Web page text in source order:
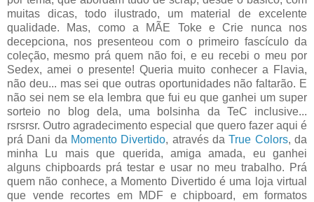
muitas dicas, todo ilustrado, um material de excelente
qualidade. Mas, como a MÃE Toke e Crie nunca nos
decepciona, nos presenteou com o primeiro fascículo da
coleção, mesmo prá quem não foi, e eu recebi o meu por
Sedex, amei o presente! Queria muito conhecer a Flavia,
não deu... mas sei que outras oportunidades não faltarão. E
não sei nem se ela lembra que fui eu que ganhei um super
sorteio no blog dela, uma bolsinha da TeC inclusive...
rsrsrsr. Outro agradecimento especial que quero fazer aqui é
prá Dani da Momento Divertido, através daTrue Colors, da
minha Lu mais que querida, amiga amada, eu ganhei
alguns chipboards prá testar e usar no meu trabalho. Prá
quem não conhece, a Momento Divertido é uma loja virtual
que vende recortes em MDF e chipboard, em formatos